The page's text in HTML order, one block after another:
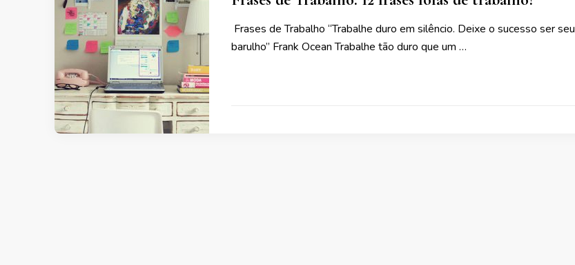
Frases de Trabalho “Trabalhe duro em silêncio. Deixe o sucesso ser seu
barulho” Frank Ocean Trabalhe tão duro que um …